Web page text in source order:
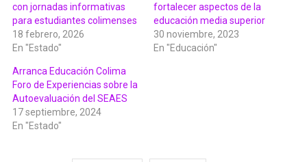
con jornadas informativas
para estudiantes colimenses
18 febrero, 2026
En "Estado"
fortalecer aspectos de la
educación media superior
30 noviembre, 2023
En "Educación"
Arranca Educación Colima
Foro de Experiencias sobre la
Autoevaluación del SEAES
17 septiembre, 2024
En "Estado"